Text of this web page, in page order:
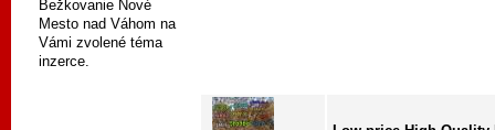
Bežkovanie Nové
Mesto nad Váhom na
Vámi zvolené téma
inzerce.